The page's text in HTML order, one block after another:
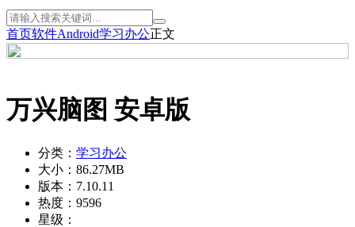
首页软件Android学习办公正文
万兴脑图 安卓版
分类： 学习办公
大小： 86.27MB
版本： 7.10.11
热度： 9596
星级：